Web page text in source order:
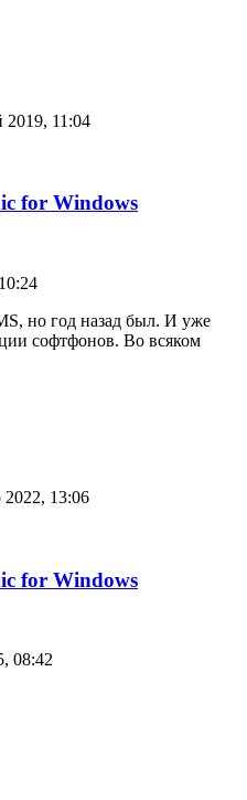
2019, 11:04
for Windows
но год назад был. И уже
софтфонов. Во всяком
2022, 13:06
for Windows
08:42